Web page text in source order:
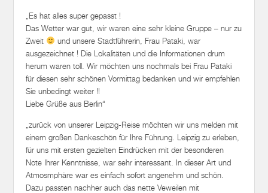
„Es hat alles super gepasst !
Das Wetter war gut, wir waren eine sehr kleine Gruppe – nur zu
Zweit
und unsere Stadtführerin, Frau Pataki, war
ausgezeichnet ! Die Lokalitäten und die Informationen drum
herum waren toll. Wir möchten uns nochmals bei Frau Pataki
für diesen sehr schönen Vormittag bedanken und wir empfehlen
Sie unbedingt weiter !!
Liebe Grüße aus Berlin“
„zurück von unserer Leipzig-Reise möchten wir uns melden mit
einem großen Dankeschön für Ihre Führung. Leipzig zu erleben,
für uns mit ersten gezielten Eindrücken mit der besonderen
Note Ihrer Kenntnisse, war sehr interessant. In dieser Art und
Atmosmphäre war es einfach sofort angenehm und schön.
Dazu passten nachher auch das nette Veweilen mit